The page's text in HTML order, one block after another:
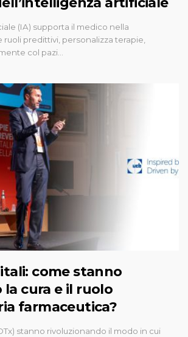
(IA) supporta il medico nella
ruoli predittivi, personalizza terapie,
col pazi…
come stanno
cura e il ruolo
farmaceutica?
stanno rivoluzionando il modo in cui